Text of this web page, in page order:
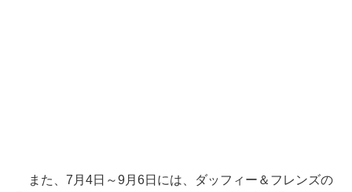
また、7月4日～9月6日には、ダッフィー＆フレンズの